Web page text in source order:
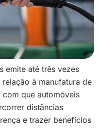
emite até três vezes
à manufatura de
que automóveis
distâncias
e trazer benefícios